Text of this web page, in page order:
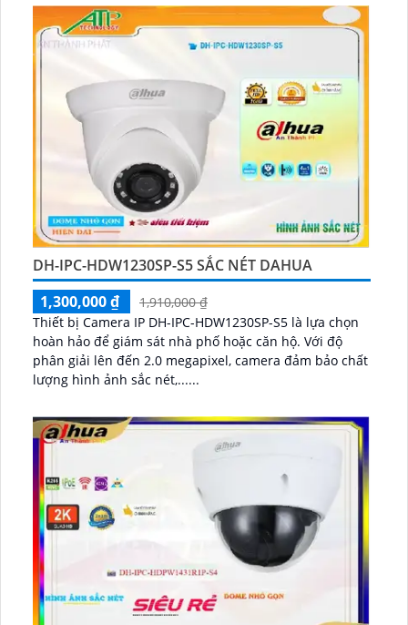
DH-IPC-HDW1230SP-S5 SẮC NÉT DAHUA
1,300,000 ₫
1,910,000 ₫
Thiết bị Camera IP DH-IPC-HDW1230SP-S5 là lựa chọn
hoàn hảo để giám sát nhà phố hoặc căn hộ. Với độ
phân giải lên đến 2.0 megapixel, camera đảm bảo chất
lượng hình ảnh sắc nét,......